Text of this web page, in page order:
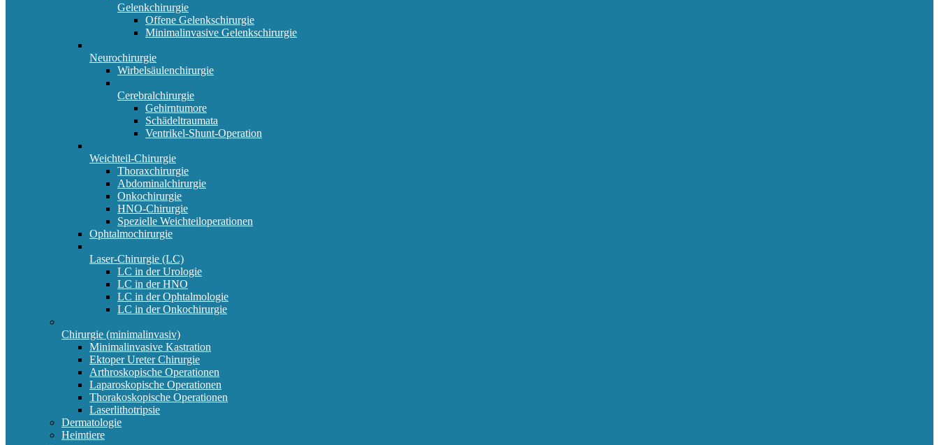
Gelenkchirurgie
Offene Gelenkschirurgie
Minimalinvasive Gelenkschirurgie
Neurochirurgie
Wirbelsäulenchirurgie
Cerebralchirurgie
Gehirntumore
Schädeltraumata
Ventrikel-Shunt-Operation
Weichteil-Chirurgie
Thoraxchirurgie
Abdominalchirurgie
Onkochirurgie
HNO-Chirurgie
Spezielle Weichteiloperationen
Ophtalmochirurgie
Laser-Chirurgie (LC)
LC in der Urologie
LC in der HNO
LC in der Ophtalmologie
LC in der Onkochirurgie
Chirurgie (minimalinvasiv)
Minimalinvasive Kastration
Ektoper Ureter Chirurgie
Arthroskopische Operationen
Laparoskopische Operationen
Thorakoskopische Operationen
Laserlithotripsie
Dermatologie
Heimtiere